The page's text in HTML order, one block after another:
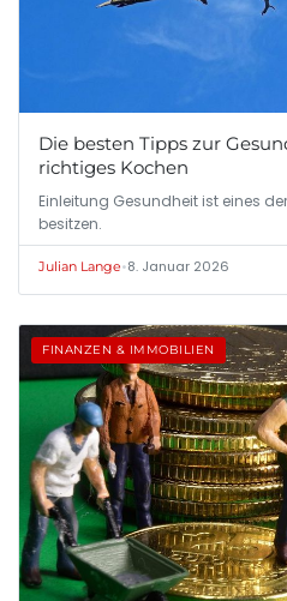
Die besten Tipps zur
richtiges Kochen
Einleitung Gesundheit ist eines
besitzen.
Julian Lange•8. Januar 2026
FINANZEN & IMMOBILIEN